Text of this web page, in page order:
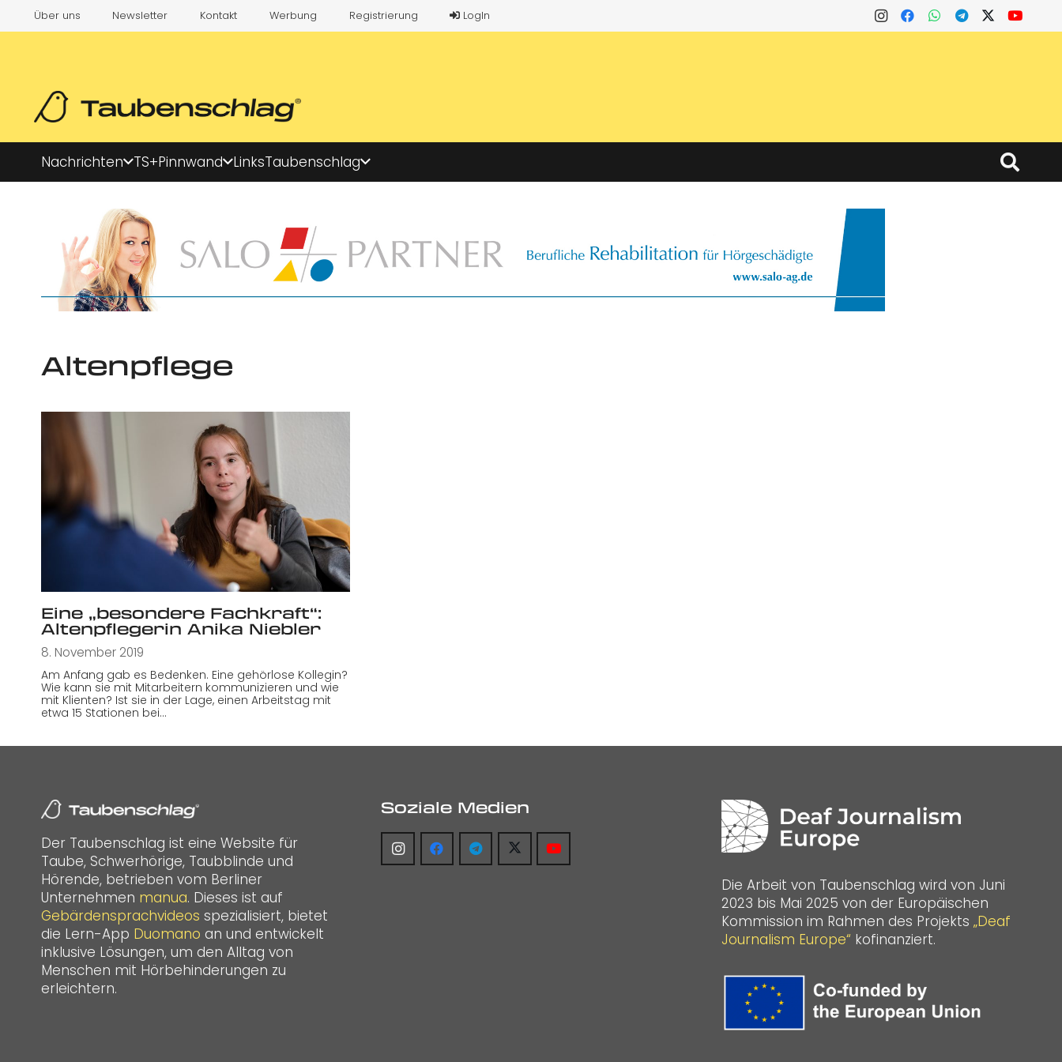
Über uns Newsletter Kontakt Werbung Registrierung LogIn
Nachrichten TS+Pinnwand LinksTaubenschlag
Altenpflege
Eine „besondere Fachkraft“:
Altenpflegerin Anika Niebler
8. November 2019
Am Anfang gab es Bedenken. Eine gehörlose Kollegin?
Wie kann sie mit Mitarbeitern kommunizieren und wie
mit Klienten? Ist sie in der Lage, einen Arbeitstag mit
etwa 15 Stationen bei…
Der Taubenschlag ist eine Website für
Taube, Schwerhörige, Taubblinde und
Hörende, betrieben vom Berliner
Unternehmen manua. Dieses ist auf
Gebärdensprachvideos spezialisiert, bietet
die Lern-App Duomano an und entwickelt
inklusive Lösungen, um den Alltag von
Menschen mit Hörbehinderungen zu
erleichtern.
Soziale Medien
Die Arbeit von Taubenschlag wird von Juni
2023 bis Mai 2025 von der Europäischen
Kommission im Rahmen des Projekts „Deaf
Journalism Europe“ kofinanziert.